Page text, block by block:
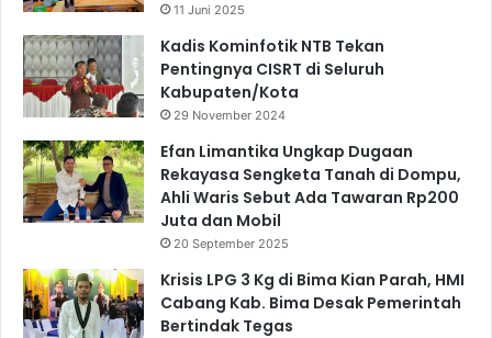
11 Juni 2025
Kadis Kominfotik NTB Tekan
Pentingnya CISRT di Seluruh
Kabupaten/Kota
29 November 2024
Efan Limantika Ungkap Dugaan
Rekayasa Sengketa Tanah di Dompu,
Ahli Waris Sebut Ada Tawaran Rp200
Juta dan Mobil
20 September 2025
Krisis LPG 3 Kg di Bima Kian Parah, HMI
Cabang Kab. Bima Desak Pemerintah
Bertindak Tegas